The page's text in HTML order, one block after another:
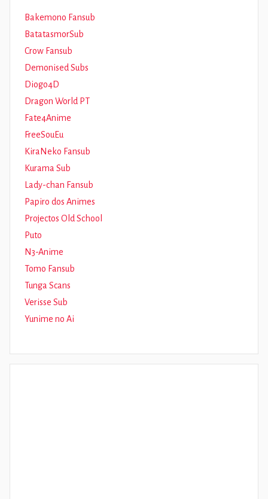
Bakemono Fansub
BatatasmorSub
Crow Fansub
Demonised Subs
Diogo4D
Dragon World PT
Fate4Anime
FreeSouEu
KiraNeko Fansub
Kurama Sub
Lady-chan Fansub
Papiro dos Animes
Projectos Old School
Puto
N3-Anime
Tomo Fansub
Tunga Scans
Verisse Sub
Yunime no Ai